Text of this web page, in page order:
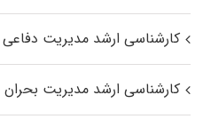
کارشناسی ارشد مدیریت دفاعی ۲
کارشناسی ارشد مدیریت بحران